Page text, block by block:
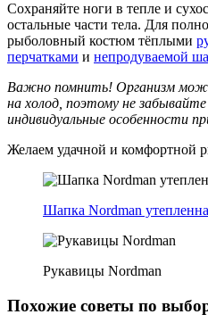
Сохраняйте ноги в тепле и
остальные части тела. Для
рыболовный костюм тёплыми
перчатками и непродуваемой
Важно помнить! Организм
на холод, поэтому не
индивидуальные особенности
Желаем удачной и комфортной
Шапка Nordman
Рукавицы Nordman
Похожие советы по